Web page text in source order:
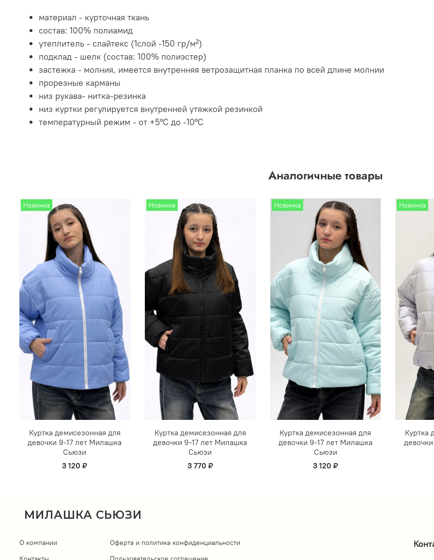
материал - курточная ткань
состав: 100% полиамид
утеплитель - слайтекс (1слой -150 гр/м²)
подклад - шелк (состав: 100% полиэстер)
застежка - молния, имеется внутренняя ветрозащитная планка по всей длине молнии
прорезные карманы
низ рукава- нитка-резинка
низ куртки регулируется внутренней утяжкой резинкой
температурный режим - от +5°C до -10°C
Аналогичные товары
Новинка
Куртка демисезонная для
девочки 9-17 лет Милашка
Сьюзи
3 120 ₽
Новинка
Куртка демисезонная для
девочки 9-17 лет Милашка
Сьюзи
3 770 ₽
Новинка
Куртка демисезонная для
девочки 9-17 лет Милашка
Сьюзи
3 120 ₽
Новинка
Куртка
МИЛАШКА СЬЮЗИ
О компании
Оферта и политика конфиденциальности